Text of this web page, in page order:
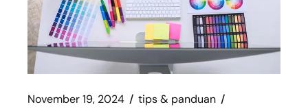
November 19, 2024
tips & panduan